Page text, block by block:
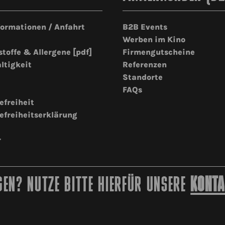
/ Anfahrt
& Allergene [pdf]
B2B Events
Werben im Kino
Firmengutscheine
Referenzen
Standorte
FAQs
NUTZE BITTE HIERFÜR UNSERE